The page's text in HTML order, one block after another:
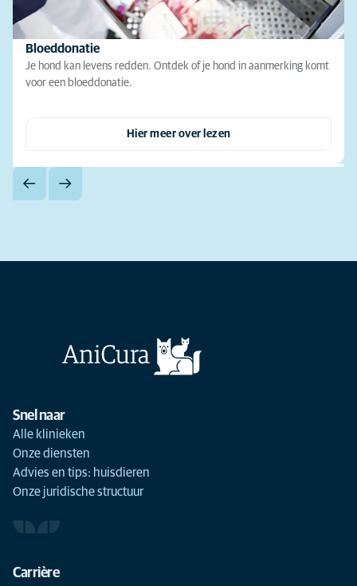
Bloeddonatie
Je hond kan levens redden. Ontdek of je hond in aanmerking komt
voor een bloeddonatie.
Hier meer over lezen
Snel naar
Alle klinieken
Onze diensten
Advies en tips: huisdieren
Onze juridische structuur
Carrière